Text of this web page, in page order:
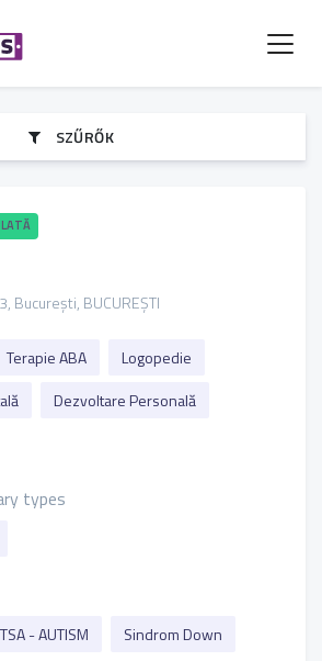
SZŰRŐK
București, BUCUREȘTI
Terapie ABA
Logopedie
Dezvoltare Personală
types
TSA - AUTISM
Sindrom Down